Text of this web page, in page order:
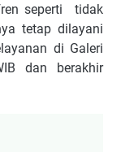
seperti tidak
tetap dilayani
di Galeri
dan berakhir